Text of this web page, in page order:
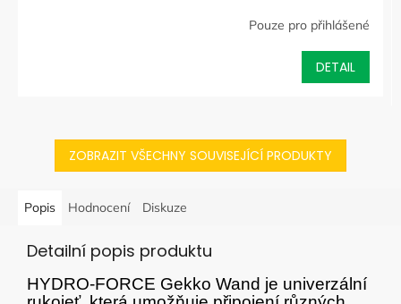
Pouze pro přihlášené
DETAIL
ZOBRAZIT VŠECHNY SOUVISEJÍCÍ PRODUKTY
Popis Hodnocení Diskuze
Detailní popis produktu
HYDRO-FORCE Gekko Wand je univerzální